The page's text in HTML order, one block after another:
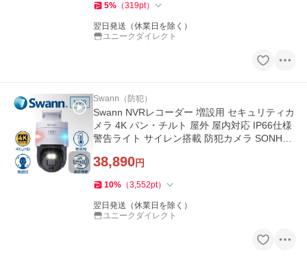
5% （319pt）
翌日発送（休業日を除く）
ユニークダイレクト
Swann（防犯）
Swann NVRレコーダー 増設用 セキュリティカ
メラ 4K パン・チルト 屋外 屋内対応 IP66仕様
警告ライト サイレン搭載 防犯カメラ SONHD-
38,890円
10% （3,552pt）
翌日発送（休業日を除く）
ユニークダイレクト